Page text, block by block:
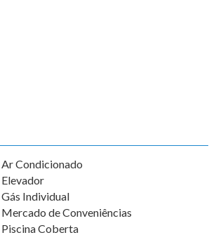
Ar Condicionado
Elevador
Gás Individual
Mercado de Conveniências
Piscina Coberta